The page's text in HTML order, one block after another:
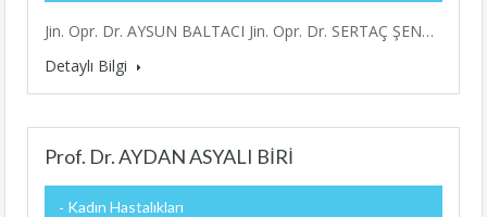
Jin. Opr. Dr. AYSUN BALTACI Jin. Opr. Dr. SERTAÇ ŞEN…
Detaylı Bilgi
Prof. Dr. AYDAN ASYALI BİRİ
Kadın Hastalıkları